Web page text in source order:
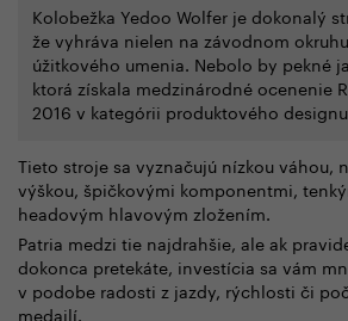
Kolobežka Yedoo Wolfer je dokonalý
že vyhráva nielen na závodnom
úžitkového umenia. Nebolo by pekné
ktorá získala medzinárodné ocenenie
2016 v kategórii produktového
Tieto stroje sa vyznačujú nízkou váhou,
výškou, špičkovými komponentmi,
headovým hlavovým zložením.
Patria medzi tie najdrahšie, ale ak
dokonca pretekáte, investícia sa vám
v podobe radosti z jazdy, rýchlosti či
medailí.